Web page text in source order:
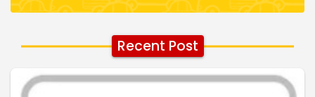
Recent Post